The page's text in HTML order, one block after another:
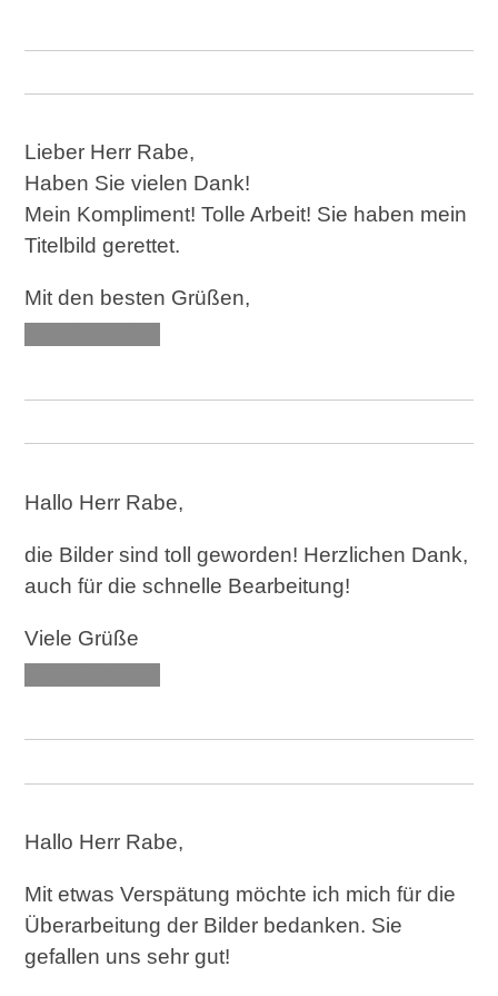
Lieber Herr Rabe,
Haben Sie vielen Dank!
Mein Kompliment! Tolle Arbeit! Sie haben mein
Titelbild gerettet.
Mit den besten Grüßen,
Hallo Herr Rabe,
die Bilder sind toll geworden! Herzlichen Dank,
auch für die schnelle Bearbeitung!
Viele Grüße
Hallo Herr Rabe,
Mit etwas Verspätung möchte ich mich für die
Überarbeitung der Bilder bedanken. Sie
gefallen uns sehr gut!